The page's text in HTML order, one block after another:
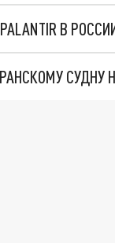
СУДНУ